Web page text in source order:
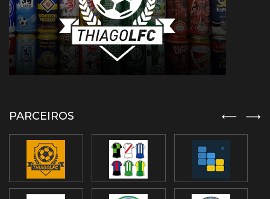
PARCEIROS